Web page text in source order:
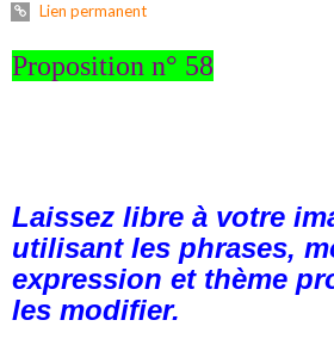
Lien permanent
Proposition n° 58
Laissez libre à votre
utilisant les phrases,
expression et thème
les modifier.